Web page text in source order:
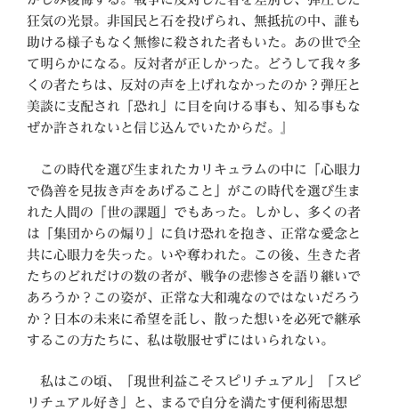
狂気の光景。非国民と石を投げられ、無抵抗の中、誰も
助ける様子もなく無惨に殺された者もいた。あの世で全
て明らかになる。反対者が正しかった。どうして我々多
くの者たちは、反対の声を上げれなかったのか？弾圧と
美談に支配され「恐れ」に目を向ける事も、知る事もな
ぜか許されないと信じ込んでいたからだ。』
この時代を選び生まれたカリキュラムの中に「心眼力
で偽善を見抜き声をあげること」がこの時代を選び生ま
れた人間の「世の課題」でもあった。しかし、多くの者
は「集団からの煽り」に負け恐れを抱き、正常な愛念と
共に心眼力を失った。いや奪われた。この後、生きた者
たちのどれだけの数の者が、戦争の悲惨さを語り継いで
あろうか？この姿が、正常な大和魂なのではないだろう
か？日本の未来に希望を託し、散った想いを必死で継承
するこの方たちに、私は敬服せずにはいられない。
私はこの頃、「現世利益こそスピリチュアル」「スピ
リチュアル好き」と、まるで自分を満たす便利術思想